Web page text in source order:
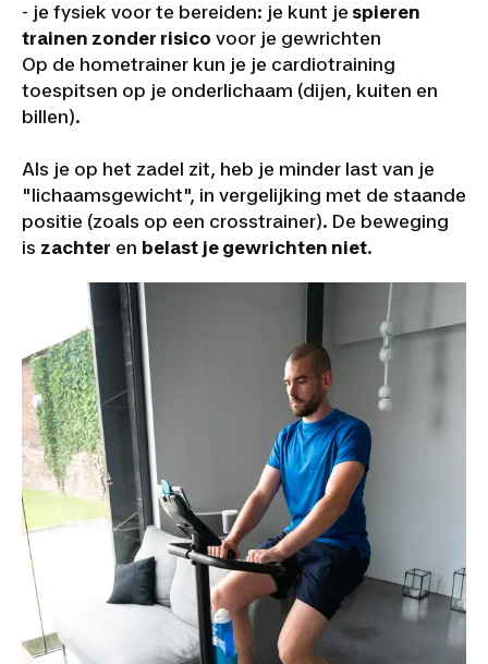
- je fysiek voor te bereiden: je kunt je spieren
trainen zonder risico voor je gewrichten
Op de hometrainer kun je je cardiotraining
toespitsen op je onderlichaam (dijen, kuiten en
billen).
Als je op het zadel zit, heb je minder last van je
"lichaamsgewicht", in vergelijking met de staande
positie (zoals op een crosstrainer). De beweging
is zachter en belast je gewrichten niet.